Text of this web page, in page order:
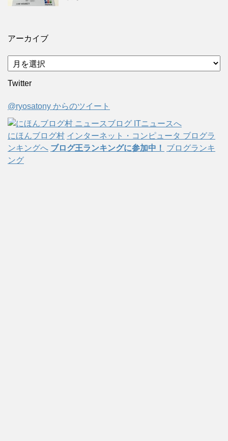
アーカイブ
ア
ー
カ
ブ
Twitter
@ryosatony からのツイート
にほんブログ村 インターネット・コンピュータ ブログラ
ンキングへ ブログ王ランキングに参加中！
ブログランキ
ング